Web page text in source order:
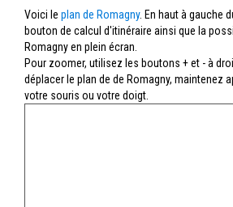
Voici le plan de Romagny. En haut à gauche
bouton de calcul d'itinéraire ainsi que la
Romagny en plein écran.
Pour zoomer, utilisez les boutons + et - à
déplacer le plan de de Romagny, maintenez
votre souris ou votre doigt.